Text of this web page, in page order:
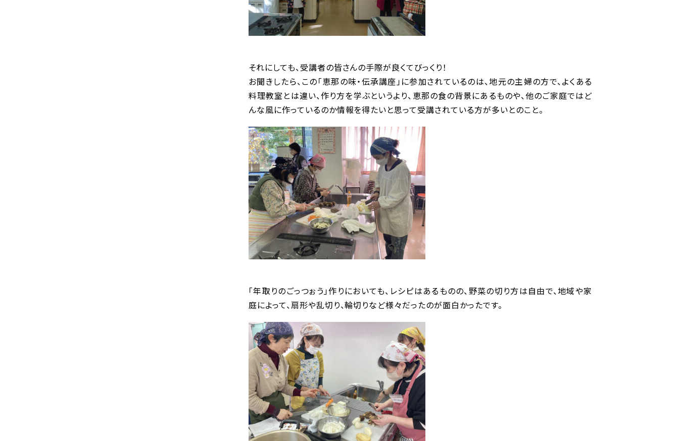
それにしても、受講者の皆さんの手際が良くてびっくり！
お聞きしたら、この「恵那の味・伝承講座」に参加されているのは、地元の主婦の方で、よくある
料理教室とは違い、作り方を学ぶというより、恵那の食の背景にあるものや、他のご家庭ではど
んな風に作っているのか情報を得たいと思って受講されている方が多いとのこと。
「年取りのごっつぉう」作りにおいても、レシピはあるものの、野菜の切り方は自由で、地域や家
庭によって、扇形や乱切り、輪切りなど様々だったのが面白かったです。